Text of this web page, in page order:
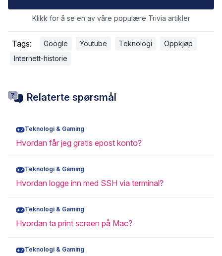
Klikk for å se en av våre populære Trivia artikler
Tags: Google Youtube Teknologi
Oppkjøp
Internett-historie
Relaterte spørsmål
Teknologi & Gaming
Hvordan får jeg gratis epost konto?
Teknologi & Gaming
Hvordan logge inn med SSH via terminal?
Teknologi & Gaming
Hvordan ta print screen på Mac?
Teknologi & Gaming